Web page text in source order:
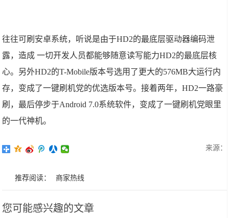
往往可刷安卓系统，听说是由于HD2的最底层驱动器编码泄
露，造成 一切开发人员都能够随意读写能力HD2的最底层核
心。另外HD2的T-Mobile版本号选用了更大的576MB大运行内
存，变成了一键刷机党的优选版本号。接着两年，HD2一路豪
刷，最后停步于Android 7.0系统软件，变成了一键刷机党眼里
的一代神机。
来源：
推荐阅读： 商家热线
您可能感兴趣的文章